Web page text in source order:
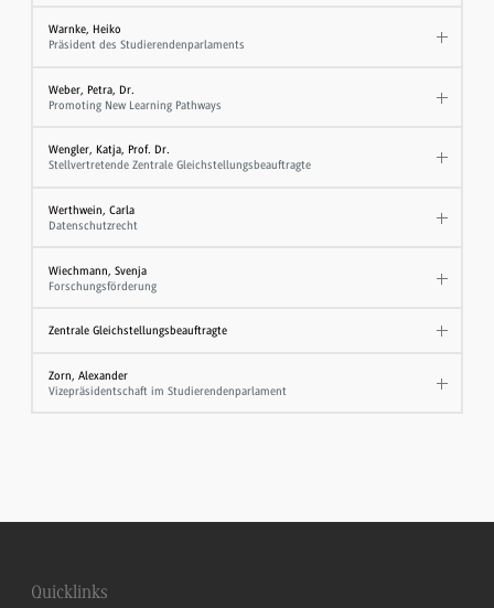
Warnke, Heiko
Präsident des Studierendenparlaments
Weber, Petra, Dr.
Promoting New Learning Pathways
Wengler, Katja, Prof. Dr.
Stellvertretende Zentrale Gleichstellungsbeauftragte
Werthwein, Carla
Datenschutzrecht
Wiechmann, Svenja
Forschungsförderung
Zentrale Gleichstellungsbeauftragte
Zorn, Alexander
Vizepräsidentschaft im Studierendenparlament
Quicklinks